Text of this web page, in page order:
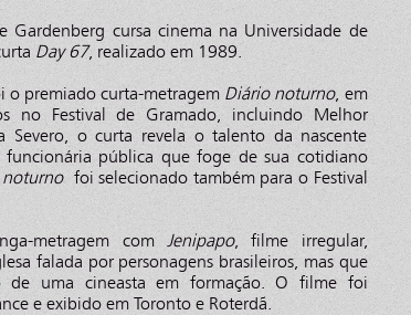
cursa cinema na Universidade de
Day 67, realizado em 1989.
premiado curta-metragem Diário noturno, em
no Festival de Gramado, incluindo Melhor
Severo, o curta revela o talento da nascente
pública que foge de sua cotidiano
foi selecionado também para o Festival
metragem com Jenipapo, filme irregular,
falada por personagens brasileiros, mas que
de uma cineasta em formação. O filme foi
e exibido em Toronto e Roterdã.